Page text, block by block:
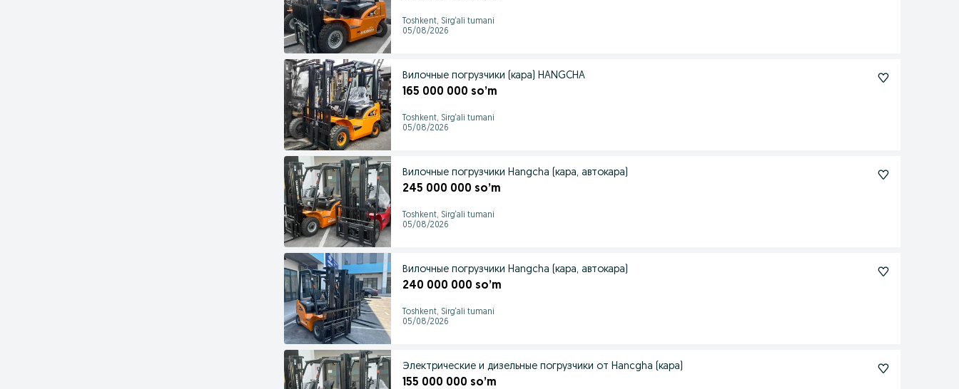
Toshkent, Sirg‘ali tumani
05/08/2026
Вилочные погрузчики (кара) HANGCHA
165 000 000 so’m
Toshkent, Sirg‘ali tumani
05/08/2026
Вилочные погрузчики Hangcha (кара, автокара)
245 000 000 so’m
Toshkent, Sirg‘ali tumani
05/08/2026
Вилочные погрузчики Hangcha (кара, автокара)
240 000 000 so’m
Toshkent, Sirg‘ali tumani
05/08/2026
Электрические и дизельные погрузчики от Hancgha (кара)
155 000 000 so’m